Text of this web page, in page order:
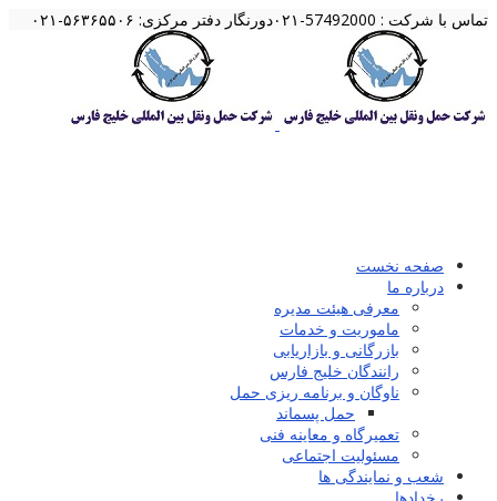
تماس با شرکت : 57492000-۰۲۱ دورنگار دفتر مرکزی: ۵۶۳۶۵۵۰۶-۰۲۱
صفحه نخست
درباره ما
معرفی هیئت مدیره
ماموریت و خدمات
بازرگانی و بازاریابی
رانندگان خلیج فارس
ناوگان و برنامه ریزی حمل
حمل پسماند
تعمیرگاه و معاینه فنی
مسئولیت اجتماعی
شعب و نمایندگی ها